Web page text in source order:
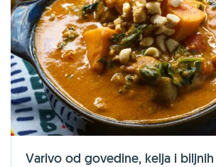
Varivo od govedine, kelja i biljnih